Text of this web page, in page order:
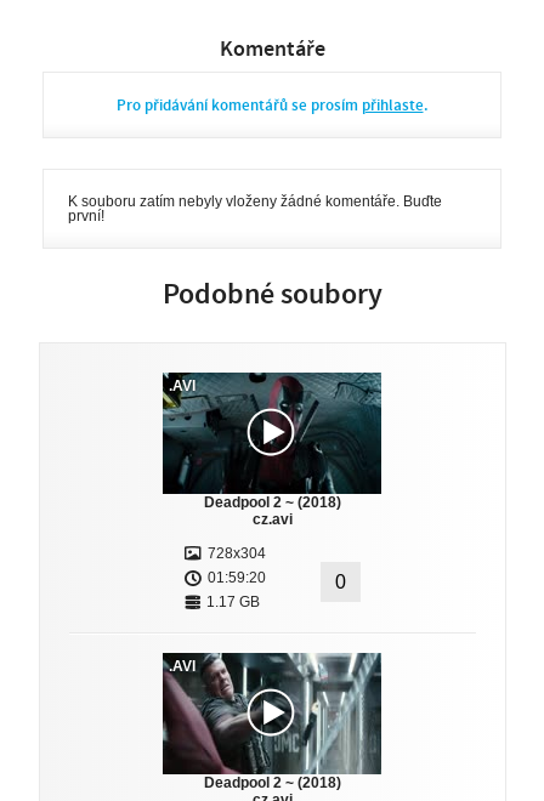
Komentáře
Pro přidávání komentářů se prosím přihlaste.
K souboru zatím nebyly vloženy žádné komentáře. Buďte
první!
Podobné soubory
.AVI
Deadpool 2 ~ (2018)
cz.avi
728x304
01:59:20
1.17 GB
0
.AVI
Deadpool 2 ~ (2018)